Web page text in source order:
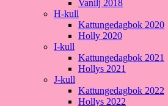
Vanilj 2018
H-kull
Kattungedagbok 2020
Holly 2020
I-kull
Kattungedagbok 2021
Hollys 2021
J-kull
Kattungedagbok 2022
Hollys 2022